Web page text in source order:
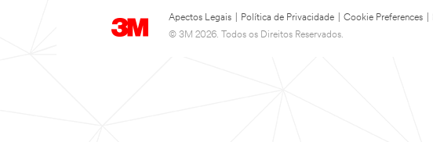
Apectos Legais Política de Privacidade Cookie Preferences
© 3M 2026. Todos os Direitos Reservados.